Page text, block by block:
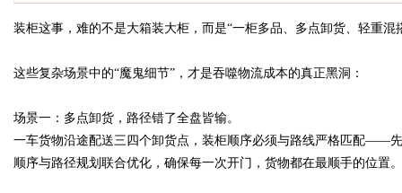
Bo
装柜这事，难的不是大箱装大柜，而是“一柜多品、多点卸货、轻重混
这些复杂场景中的“魔鬼细节”，才是吞噬物流成本的真正黑洞：
场景一：多点卸货，路径错了全盘皆输。
一车货物沿途配送三四个卸货点，装柜顺序必须与路线严格匹配——
顺序与路径规划联合优化，确保每一次开门，货物都在最顺手的位置。